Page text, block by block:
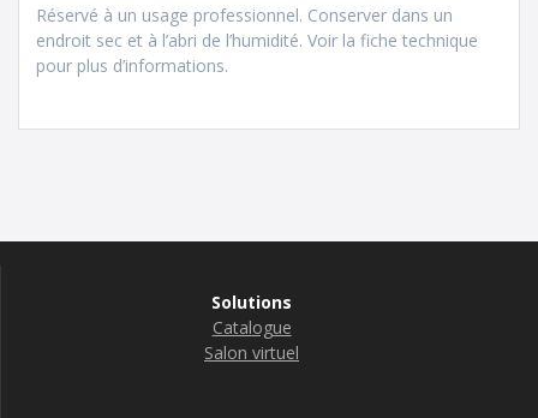
Réservé à un usage professionnel. Conserver dans un
endroit sec et à l’abri de l’humidité. Voir la fiche technique
pour plus d’informations.
Solutions
Catalogue
Salon virtuel